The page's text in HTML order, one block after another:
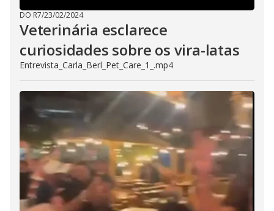
DO R7/23/02/2024
Veterinária esclarece
curiosidades sobre os vira-latas
Entrevista_Carla_Berl_Pet_Care_1_.mp4